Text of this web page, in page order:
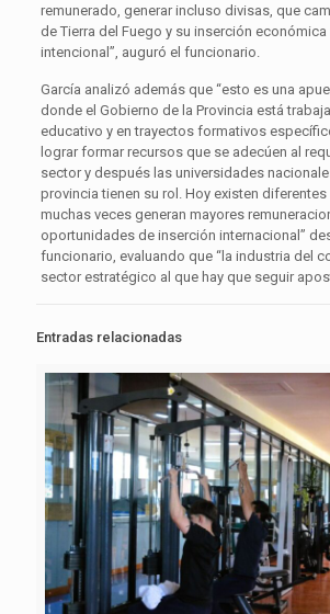
remunerado, generar incluso divisas, que
de Tierra del Fuego y su inserción
intencional”, auguró el funcionario.
García analizó además que “esto es una
donde el Gobierno de la Provincia está
educativo y en trayectos formativos
lograr formar recursos que se adecúen al
sector y después las universidades
provincia tienen su rol. Hoy existen
muchas veces generan mayores
oportunidades de inserción internacional”
funcionario, evaluando que “la industria del
sector estratégico al que hay que seguir
Entradas relacionadas